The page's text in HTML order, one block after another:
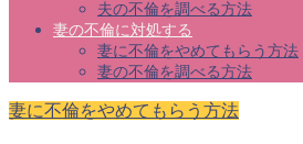
夫の不倫を調べる方法
妻の不倫に対処する
妻に不倫をやめてもらう方法
妻の不倫を調べる方法
妻に不倫をやめてもらう方法